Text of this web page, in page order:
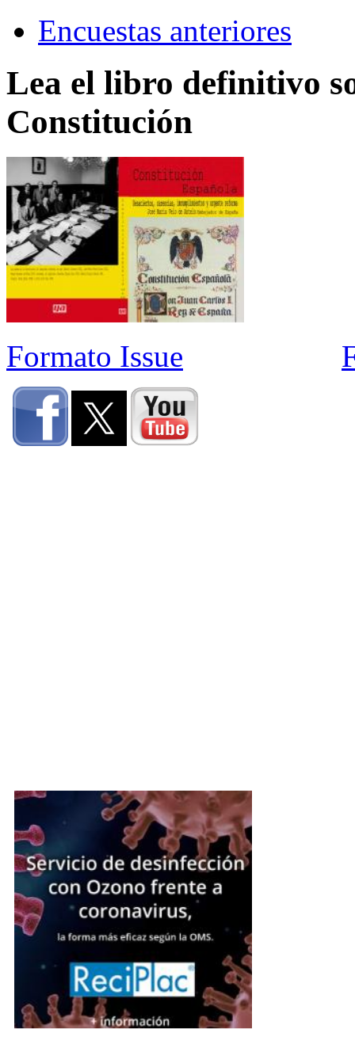
Encuestas anteriores
Lea el libro definitivo
Constitución
Formato Issue